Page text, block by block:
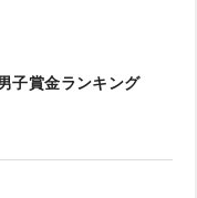
子賞金ランキング